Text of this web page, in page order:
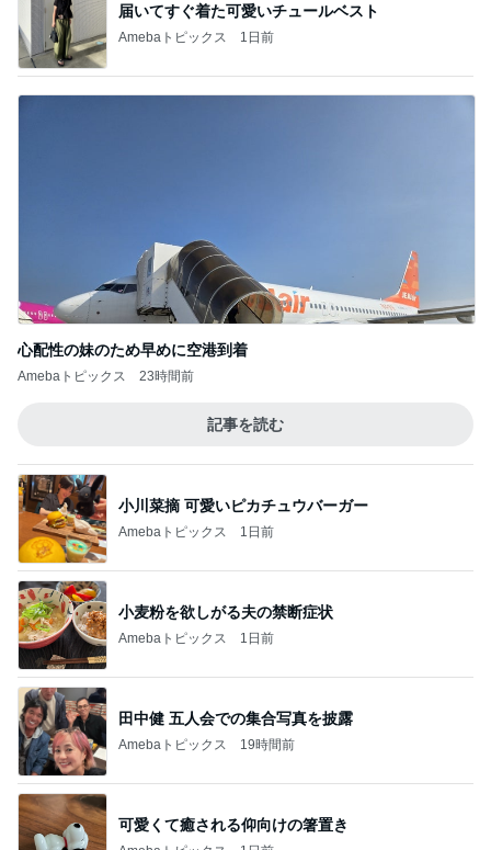
届いてすぐ着た可愛いチュールベスト
Amebaトピックス 1日前
心配性の妹のため早めに空港到着
Amebaトピックス 23時間前
記事を読む
小川菜摘 可愛いピカチュウバーガー
Amebaトピックス 1日前
小麦粉を欲しがる夫の禁断症状
Amebaトピックス 1日前
田中健 五人会での集合写真を披露
Amebaトピックス 19時間前
可愛くて癒される仰向けの箸置き